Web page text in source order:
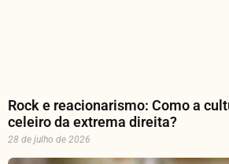
Rock e reacionarismo: Como a
celeiro da extrema direita?
28 de julho de 2026